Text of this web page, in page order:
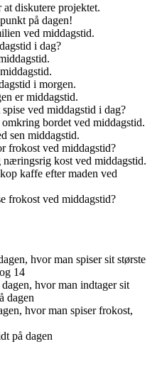
diskutere projektet.
på dagen!
ved middagstid.
i dag?
i morgen.
er middagstid.
ved middagstid i dag?
bordet ved middagstid.
sen middagstid.
frokost ved middagstid?
kost ved middagstid.
kaffe efter maden ved
frokost ved middagstid?
hvor man spiser sit største
14
hvor man indtager sit
dagen
hvor man spiser frokost,
på dagen